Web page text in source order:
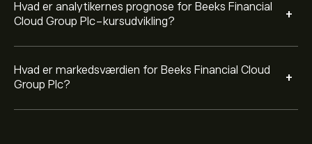
Hvad er analytikernes prognose for Beeks Financial
Cloud Group Plc-kursudvikling?
+
Hvad er markedsværdien for Beeks Financial Cloud
Group Plc?
+